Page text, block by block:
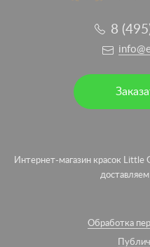
8
Интернет-магазин красок Little
доставляем
Обработка